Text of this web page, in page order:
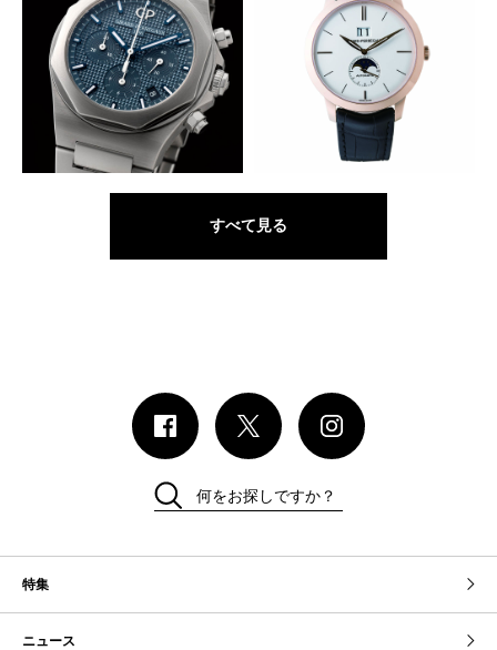
ロレアート 42㎜ セラミック ス
ケルトン
ロレアート 42㎜ クロノグラフ
薄く小振りな外観で濃密な機能美に
GIRARD-PERREGAUX
ロレアート 38㎜ クロノグラフ
2つの表示をゆったりと配置
GIRARD-PERREGAUX
ジラール・ペルゴ1966 ラージ
デイト＆ムーンフェイズ
すべて見る
特集
ニュース
何をお探しですか？